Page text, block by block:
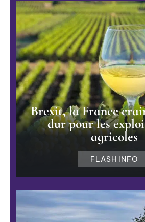
Brexit, la France
dur pour les
agricoles
FLASH INFO